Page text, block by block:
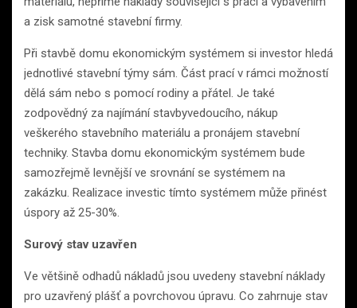
a zisk samotné stavební firmy.
Při stavbě domu ekonomickým systémem si investor hledá
jednotlivé stavební týmy sám. Část prací v rámci možností
dělá sám nebo s pomocí rodiny a přátel. Je také
zodpovědný za najímání stavbyvedoucího, nákup
veškerého stavebního materiálu a pronájem stavební
techniky. Stavba domu ekonomickým systémem bude
samozřejmě levnější ve srovnání se systémem na
zakázku. Realizace investic tímto systémem může přinést
úspory až 25-30%.
Surový stav uzavřen
Ve většině odhadů nákladů jsou uvedeny stavební náklady
pro uzavřený plášť a povrchovou úpravu. Co zahrnuje stav